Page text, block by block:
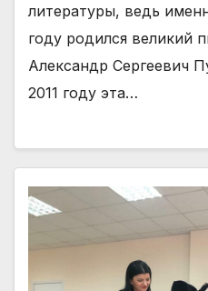
литературы, ведь
году родился великий
Александр Сергеевич
2011 году эта…